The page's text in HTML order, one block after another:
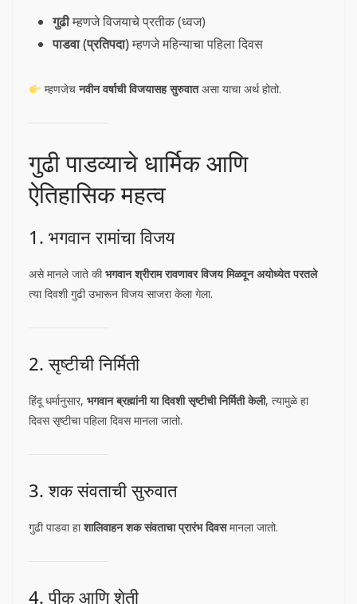
गुढीम्हणजे विजयाचे प्रतीक (ध्वज)
पाडवा (प्रतिपदा)म्हणजे महिन्याचा पहिला दिवस
म्हणजेचनवीन वर्षाची विजयासह सुरुवातअसा याचा अर्थ होतो.
गुढी पाडव्याचे धार्मिक आणि
ऐतिहासिक महत्व
1. भगवान रामांचा विजय
असे मानले जाते कीभगवान श्रीराम रावणावर विजय मिळवून अयोध्येत परतले
त्या दिवशी गुढी उभारून विजय साजरा केला गेला.
2. सृष्टीची निर्मिती
हिंदू धर्मानुसार, भगवान ब्रह्मांनी या दिवशी सृष्टीची निर्मिती केली, त्यामुळे हा
दिवस सृष्टीचा पहिला दिवस मानला जातो.
3. शक संवताची सुरुवात
गुढी पाडवा हाशालिवाहन शक संवताचा प्रारंभ दिवसमानला जातो.
4. पीक आणि शेती